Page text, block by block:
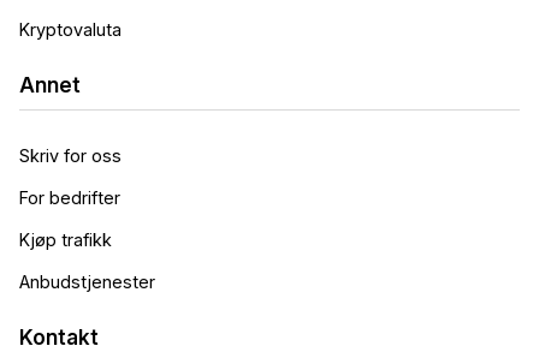
Kryptovaluta
Annet
Skriv for oss
For bedrifter
Kjøp trafikk
Anbudstjenester
Kontakt